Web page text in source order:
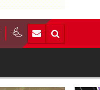
yüzde 2,9 oldu